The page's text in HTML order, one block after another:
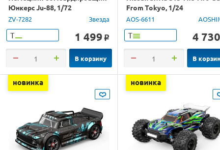
Юнкерс Ju-88, 1/72
ZV-7282 Звезда
Т 1 499 o
В корзину
From Tokyo, 1/24
AOS-6611
Т 4 730
В
новинка новинка